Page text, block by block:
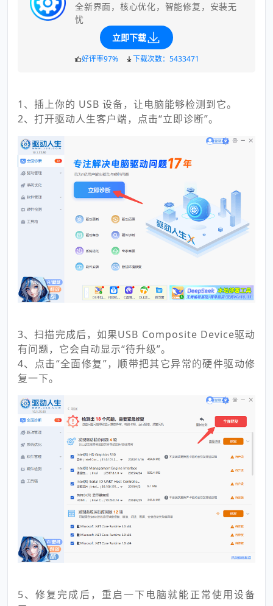
全新界面，核心优化，智能修复，安装无
忧
立即下载
好评率97% 下载次数：5433471
1、插上你的 USB 设备，让电脑能够检测到它。
2、打开驱动人生客户端，点击“立即诊断”。
3、扫描完成后，如果USB Composite Device驱动
有问题，它会自动显示“待升级”。
4、点击“全面修复”，顺带把其它异常的硬件驱动修
复一下。
5、修复完成后，重启一下电脑就能正常使用设备